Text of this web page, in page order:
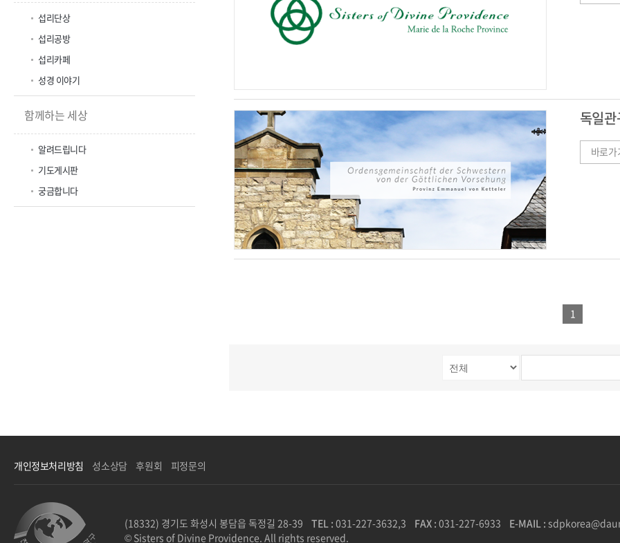
독일
바로가
1
섭리단상
섭리공방
섭리카페
성경 이야기
함께하는 세상
알려드립니다
기도게시판
궁금합니다
개인정보처리방침 성소상담 후원회 피정문의
(18332) 경기도 화성시 봉담읍 독정길 28-39 TEL : 031-227-3632,3 FAX : 031-227-6933 E-MAIL :
© Sisters of Divine Providence. All rights reserved.